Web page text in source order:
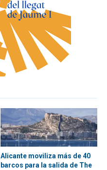
Alicante moviliza más de 40
barcos para la salida de The